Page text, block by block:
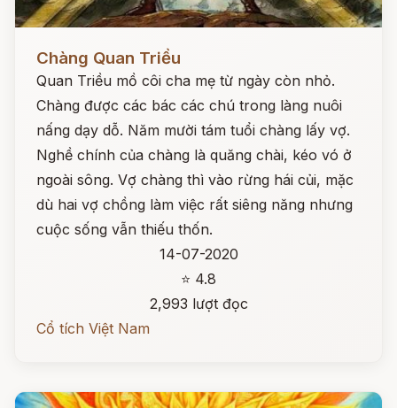
Chàng Quan Triều
Quan Triều mồ côi cha mẹ từ ngày còn nhỏ.
Chàng được các bác các chú trong làng nuôi
nấng dạy dỗ. Năm mười tám tuổi chàng lấy vợ.
Nghề chính của chàng là quăng chài, kéo vó ở
ngoài sông. Vợ chàng thì vào rừng hái củi, mặc
dù hai vợ chồng làm việc rất siêng năng nhưng
cuộc sống vẫn thiếu thốn.
14-07-2020
⭐ 4.8
2,993 lượt đọc
Cổ tích Việt Nam